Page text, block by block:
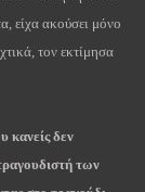
είχα ακούσει μόνο
τον εκτίμησα
κανείς δεν
των